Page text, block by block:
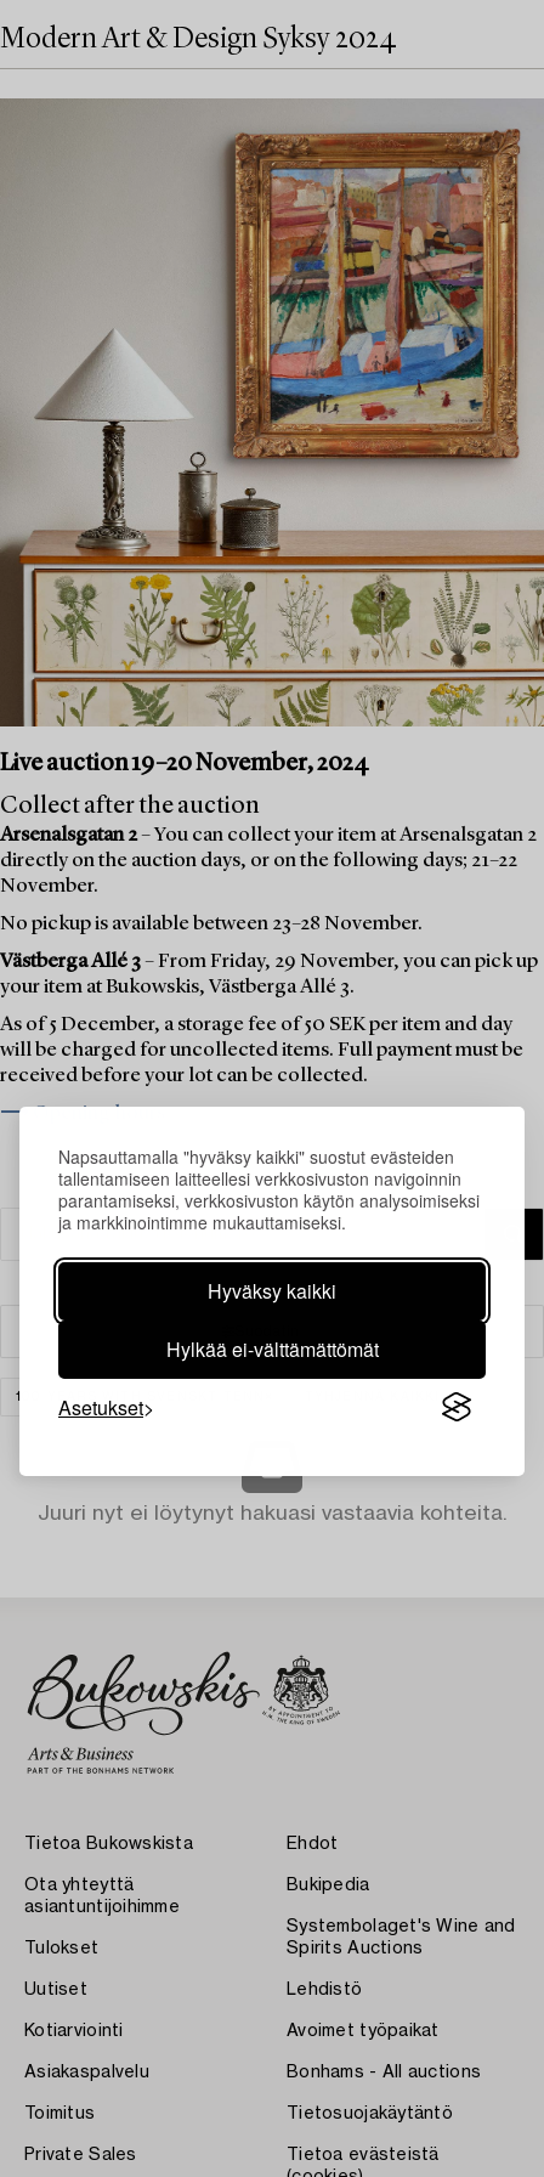
Napsauttamalla "hyväksy kaikki" suostut evästeiden
tallentamiseen laitteellesi verkkosivuston navigoinnin
parantamiseksi, verkkosivuston käytön analysoimiseksi
ja markkinointimme mukauttamiseksi.
Hyväksy kaikki
Hylkää ei-välttämättömät
Asetukset
Modern Art & Design Syksy 2024
Live auction 19–20 November, 2024
Collect after the auction
Arsenalsgatan 2– You can collect your item at Arsenalsgatan 2
directly on the auction days, or on the following days; 21–22
November.
No pickup is available between 23–28 November.
Västberga Allé 3– From Friday, 29 November, you can pick up
your item at Bukowskis, Västberga Allé 3.
As of 5 December, a storage fee of 50 SEK per item and day
will be charged for uncollected items. Full payment must be
received before your lot can be collected.
⟶ Opening hours
100 YEARS WITH SVENSKT TENN
Juuri nyt ei löytynyt hakuasi vastaavia kohteita.
Tietoa Bukowskista
Ota yhteyttä
asiantuntijoihimme
Tulokset
Uutiset
Kotiarviointi
Asiakaspalvelu
Toimitus
Private Sales
Ehdot
Bukipedia
Systembolaget's Wine and
Spirits Auctions
Lehdistö
Avoimet työpaikat
Bonhams - All auctions
Tietosuojakäytäntö
Tietoa evästeistä